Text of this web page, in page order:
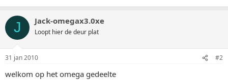
J Jack-omegax3.0xe
Loopt hier de deur plat
31 jan 2010 #2
welkom op het omega gedeelte